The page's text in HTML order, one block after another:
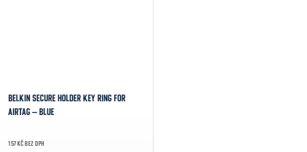
BELKIN SECURE HOLDER KEY RING FOR
AIRTAG – BLUE
157 KČ BEZ DPH